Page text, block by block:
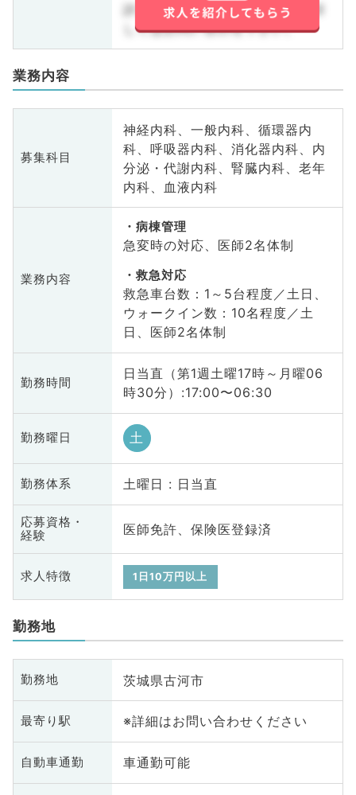
詳しくはお問い合わせ下さい。詳
しくはお問い合わせ下さい。
業務内容
募集科目
神経内科、一般内科、循環器内
科、呼吸器内科、消化器内科、内
分泌・代謝内科、腎臓内科、老年
内科、血液内科
業務内容
病棟管理
急変時の対応、医師2名体制
救急対応
救急車台数：1～5台程度／土日、
ウォークイン数：10名程度／土
日、医師2名体制
勤務時間
日当直（第1週土曜17時～月曜06
時30分）:17:00〜06:30
勤務曜日 土
勤務体系 土曜日 : 日当直
応募資格・
経験
医師免許、保険医登録済
求人特徴 1日10万円以上
勤務地
勤務地 茨城県古河市
最寄り駅 ※詳細はお問い合わせください
自動車通勤 車通勤可能